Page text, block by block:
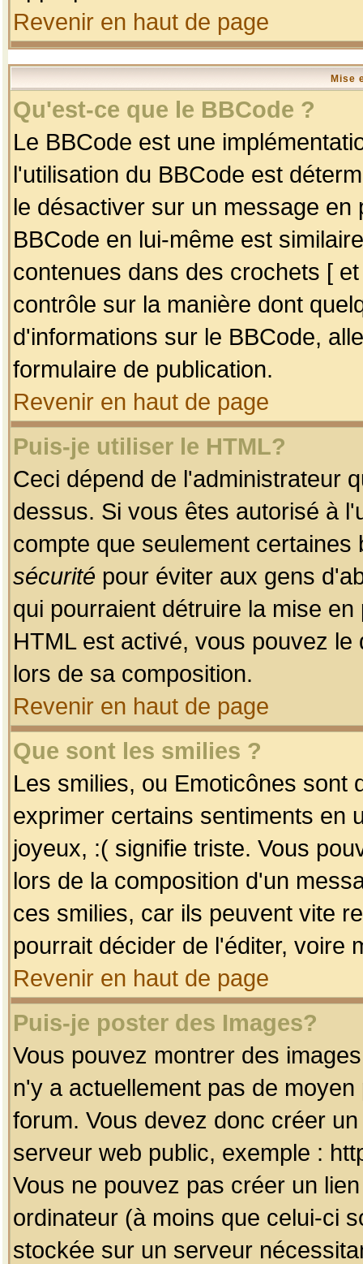
Revenir en haut de page
Mise
Qu'est-ce que le BBCode ?
Le BBCode est une
l'utilisation du BBCode est
le désactiver sur un message
BBCode en lui-même est
contenues dans des crochets [
contrôle sur la manière dont
d'informations sur le BBCode,
formulaire de publication.
Revenir en haut de page
Puis-je utiliser le HTML?
Ceci dépend de l'administrateur
dessus. Si vous êtes autorisé à
compte que seulement
sécurité pour éviter aux gens
qui pourraient détruire la mise
HTML est activé, vous pouvez
lors de sa composition.
Revenir en haut de page
Que sont les smilies ?
Les smilies, ou Emoticônes sont
exprimer certains sentiments en
joyeux, :( signifie triste. Vous
lors de la composition d'un
ces smilies, car ils peuvent vite
pourrait décider de l'éditer, voire
Revenir en haut de page
Puis-je poster des Images?
Vous pouvez montrer des
n'y a actuellement pas de
forum. Vous devez donc créer
serveur web public, exemple :
Vous ne pouvez pas créer un
ordinateur (à moins que celui-ci
stockée sur un serveur